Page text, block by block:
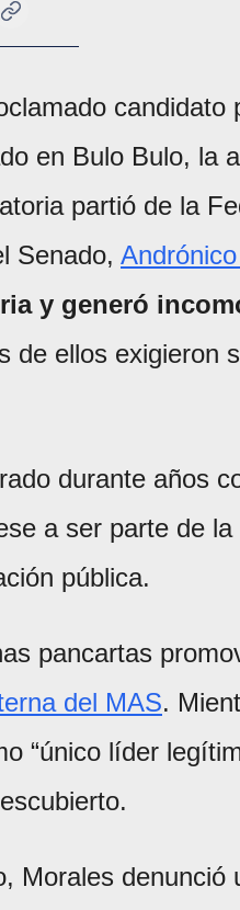
candidato
en Bulo Bulo, la
partió de la
Senado,
y generó
de ellos exigieron
durante años
a ser parte de
pública.
pancartas
del MAS.
“único líder
Morales